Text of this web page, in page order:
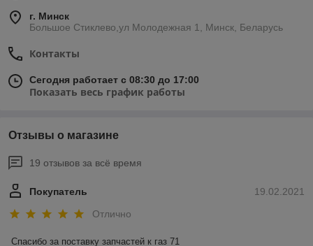
г. Минск
Большое Стиклево,ул Молодежная 1, Минск, Беларусь
Контакты
Сегодня работает с 08:30 до 17:00
Показать весь график работы
Отзывы о магазине
19 отзывов за всё время
19.02.2021
Покупатель
Отлично
Спасибо за поставку запчастей к газ 71